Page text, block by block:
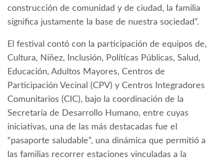
construcción de comunidad y de ciudad, la familia
significa justamente la base de nuestra sociedad”.
El festival contó con la participación de equipos de,
Cultura, Niñez, Inclusión, Políticas Públicas, Salud,
Educación, Adultos Mayores, Centros de
Participación Vecinal (CPV) y Centros Integradores
Comunitarios (CIC), bajo la coordinación de la
Secretaría de Desarrollo Humano, entre cuyas
iniciativas, una de las más destacadas fue el
“pasaporte saludable”, una dinámica que permitió a
las familias recorrer estaciones vinculadas a la